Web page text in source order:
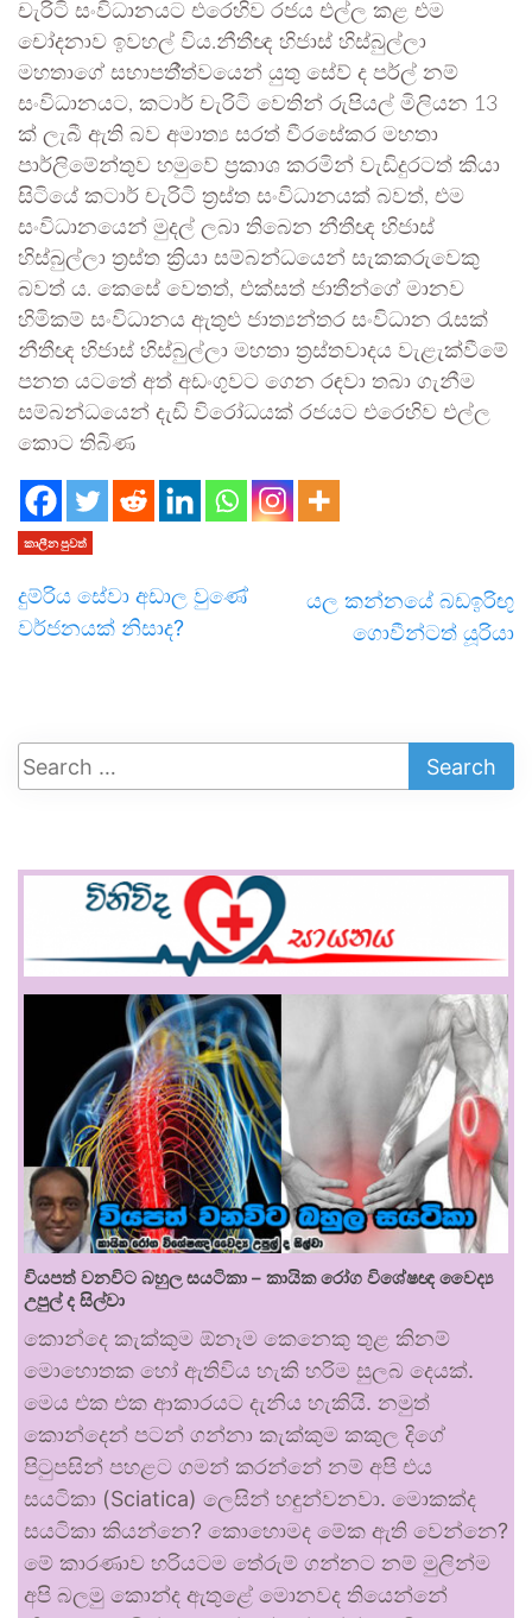
චැරිටි සංවිධානයට එරෙහිව රජය එල්ල කළ එම
චෝදනාව ඉවහල් විය.නීතීඥ හිජාස් හිස්බුල්ලා
මහතාගේ සභාපතී්ත්වයෙන් යුතු සේව් ද පර්ල් නම්
සංවිධානයට, කටාර් චැරිටි වෙතින් රුපියල් මිලියන 13
ක් ලැබී ඇති බව අමාත්‍ය සරත් වීරසේකර මහතා
පාර්ලිමේන්තුව හමුවේ ප්‍රකාශ කරමින් වැඩිදුරටත් කියා
සිටියේ කටාර් චැරිටි ත්‍රස්ත සංවිධානයක් බවත්, එම
සංවිධානයෙන් මුදල් ලබා තිබෙන නීතීඥ හිජාස්
හිස්බුල්ලා ත්‍රස්ත ක්‍රියා සම්බන්ධයෙන් සැකකරුවෙකු
බවත් ය. කෙසේ වෙතත්, එක්සත් ජාතීන්ගේ මානව
හිමිකම් සංවිධානය ඇතුළු ජාත්‍යන්තර සංවිධාන රැසක්
නීතීඥ හිජාස් හිස්බුල්ලා මහතා ත්‍රස්තවාදය වැළැක්වීමේ
පනත යටතේ අත් අඩංගුවට ගෙන රඳවා තබා ගැනීම
සම්බන්ධයෙන් දැඩි විරෝධයක් රජයට එරෙහිව එල්ල
කොට තිබිණ
කාලීන පුවත්
දුම්රිය සේවා අඩාල වුණේ
වර්ජනයක් නිසාද?
යල කන්නයේ බඩඉරිඟු
ගොවීන්ටත් යූරියා
වියපත් වනවිට බහුල සයටිකා – කායික රෝග විශේෂඥ වෛද්‍ය
උපුල් ද සිල්වා
කොන්දෙ කැක්කුම ඕනෑම කෙනෙකු තුළ කිනම්
මොහොතක හෝ ඇතිවිය හැකි හරිම සුලබ දෙයක්.
මෙය එක එක ආකාරයට දැනිය හැකියි. නමුත්
කොන්දෙන් පටන් ගන්නා කැක්කුම කකුල දිගේ
පිටුපසින් පහළට ගමන් කරන්නේ නම් අපි එය
සයටිකා (Sciatica) ලෙසින් හඳුන්වනවා. මොකක්ද
සයටිකා කියන්නෙ? කොහොමද මේක ඇති වෙන්නෙ?
මේ කාරණාව හරියටම තේරුම් ගන්නට නම් මුලින්ම
අපි බලමු කොන්ද ඇතුළේ මොනවද තියෙන්නේ